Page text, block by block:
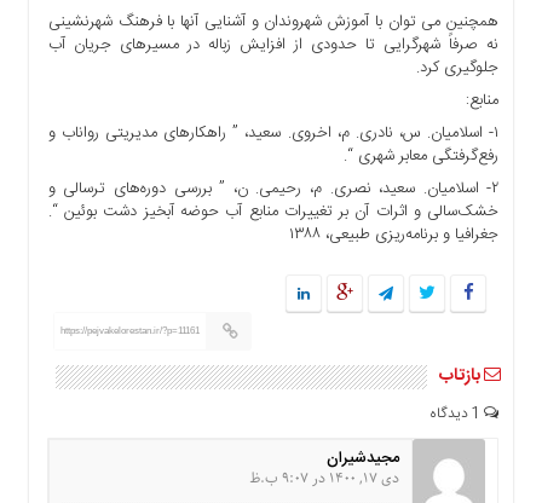
همچنین می توان با آموزش شهروندان و آشنایی آنها با فرهنگ شهرنشینی
نه صرفاً شهرگرایی تا حدودی از افزایش زباله در مسیرهای جریان آب
جلوگیری کرد.
منابع:
۱- اسلامیان. س، نادری. م، اخروی. سعید، ” راهکارهای مدیریتی رواناب و
رفع‌گرفتگی معابر شهری “.
۲- اسلامیان. سعید، نصری. م، رحیمی. ن، ” بررسی دوره‌های ترسالی و
خشک‌سالی و اثرات آن بر تغییرات منابع آب حوضه آبخیز دشت بوئین “.
جغرافیا و برنامه‌ریزی طبیعی، ۱۳۸۸
https://pejvakelorestan.ir/?p=11161
بازتاب
مجیدشیران
دی 17, 1400 در 9:07 ب.ظ